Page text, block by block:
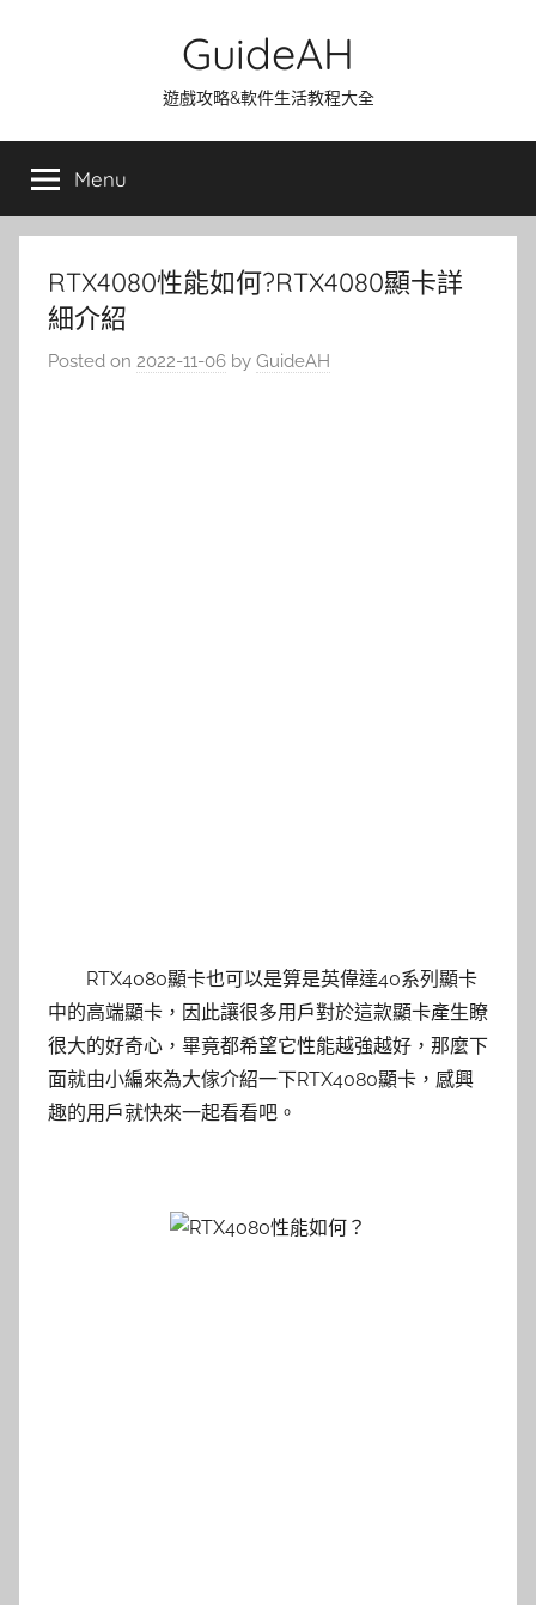
GuideAH
遊戲攻略&軟件生活教程大全
Menu
RTX4080性能如何?RTX4080顯卡詳
細介紹
Posted on 2022-11-06 by GuideAH
RTX4080顯卡也可以是算是英偉達40系列顯卡
中的高端顯卡，因此讓很多用戶對於這款顯卡產生瞭
很大的好奇心，畢竟都希望它性能越強越好，那麼下
面就由小編來為大傢介紹一下RTX4080顯卡，感興
趣的用戶就快來一起看看吧。